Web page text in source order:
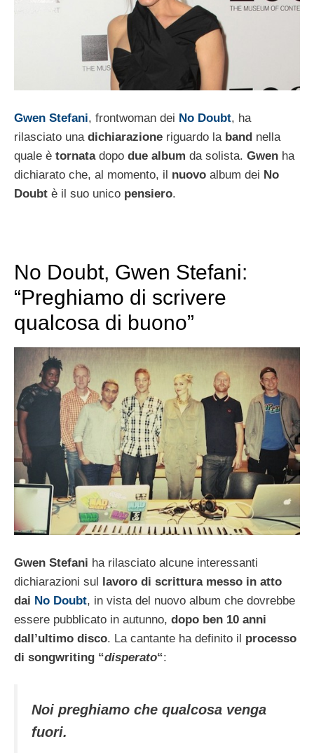
Gwen Stefani, frontwoman dei No Doubt, ha
rilasciato una dichiarazione riguardo la band nella
quale è tornatadopo due album da solista. Gwen ha
dichiarato che, al momento, il nuovo album dei No
Doubt è il suo unico pensiero.
No Doubt, Gwen Stefani:
“Preghiamo di scrivere
qualcosa di buono”
Gwen Stefani ha rilasciato alcune interessanti
dichiarazioni sul lavoro di scrittura messo in atto
dai No Doubt, in vista del nuovo album che dovrebbe
essere pubblicato in autunno, dopo ben 10 anni
dall’ultimo disco. La cantante ha definito il processo
di songwriting “disperato“:
Noi preghiamo che qualcosa venga
fuori.